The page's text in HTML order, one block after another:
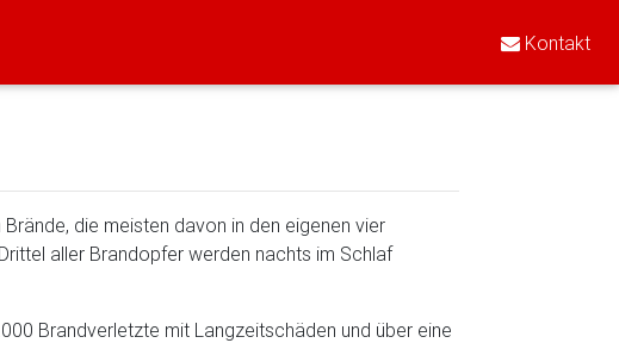
Kontakt
die meisten davon in den eigenen vier
aller Brandopfer werden nachts im Schlaf
Brandverletzte mit Langzeitschäden und über eine